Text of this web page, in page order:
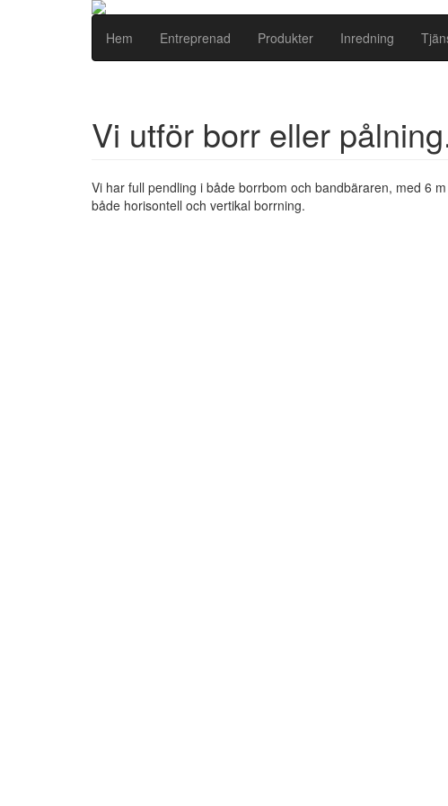
Hem Entreprenad Produkter Inredning
Vi utför borr eller
Vi har full pendling i både borrbom och bandbäraren, med 6
både horisontell och vertikal borrning.